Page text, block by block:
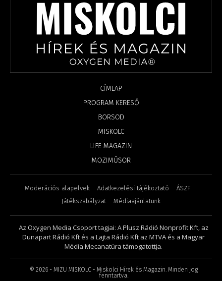
CÍMLAP
PROGRAM KERESŐ
BORSOD
MISKOLC
LIFE MAGAZIN
MOZIMŰSOR
Moderációs alapelvek Adatkezelési tájékoztató
ÁSZF
Játékszabályzat
Médiaajánlatunk
Az Oxygen Media Csoport tagjai: A Plusz Rádió Nonprofit Kft, az
Dunapart Rádió Kft és a Lajta Rádió Kft az MTVA és a Magyar
Média Mecanatúra támogatottja.
© 2026- MIZU MISKOLC - Miskolci Hírek és Magazin. Minden jog
fenntartva.